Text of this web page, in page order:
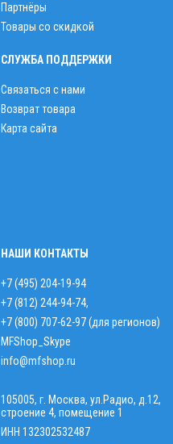
Партнёры
Товары со скидкой
СЛУЖБА ПОДДЕРЖКИ
Связаться с нами
Возврат товара
Карта сайта
НАШИ КОНТАКТЫ
+7 (495) 204-19-94
+7 (812) 244-94-74,
+7 (800) 707-62-97 (для регионов)
MFShop_Skype
info@mfshop.ru
105005, г. Москва, ул.Радио, д.12,
строение 4, помещение 1
ИНН 132302532487